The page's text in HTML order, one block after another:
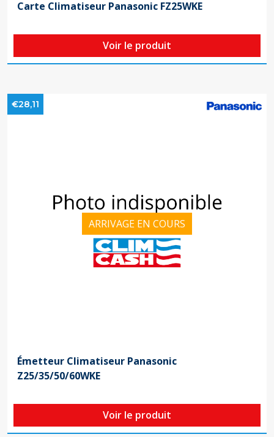
Carte Climatiseur Panasonic FZ25WKE
Voir le produit
ARRIVAGE EN COURS
€28,11
Émetteur Climatiseur Panasonic
Z25/35/50/60WKE
Voir le produit